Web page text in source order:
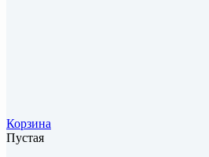
Корзина
Пустая